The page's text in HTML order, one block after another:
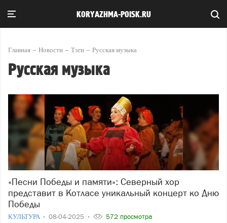
KORYAZHMA-POISK.RU
Главная Новости Тэги Русская музыка
Русская музыка
«Песни Победы и памяти»: Северный хор
представит в Котласе уникальный концерт ко Дню
Победы
КУЛЬТУРА 08-04-2025 572 просмотра